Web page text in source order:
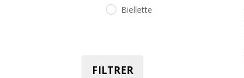
Biellette
FILTRER